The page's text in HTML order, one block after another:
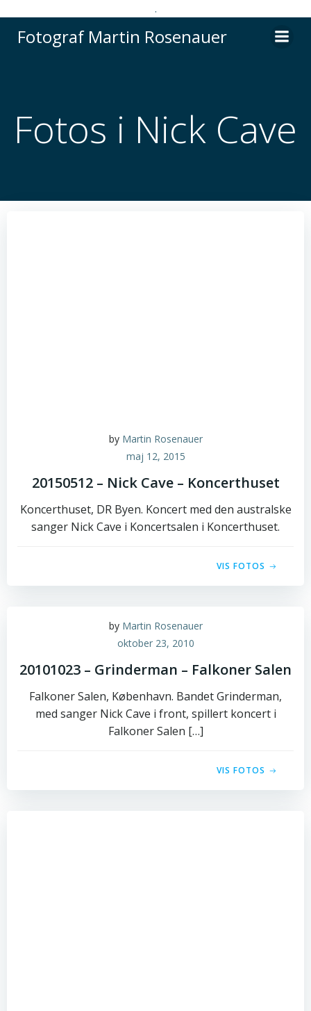
.
til
Fotograf Martin Rosenauer
Fotos i Nick Cave
by Martin Rosenauer
maj 12, 2015
20150512 – Nick Cave – Koncerthuset
Koncerthuset, DR Byen. Koncert med den australske
sanger Nick Cave i Koncertsalen i Koncerthuset.
VIS FOTOS
by Martin Rosenauer
oktober 23, 2010
20101023 – Grinderman – Falkoner Salen
Falkoner Salen, København. Bandet Grinderman,
med sanger Nick Cave i front, spillert koncert i
Falkoner Salen […]
VIS FOTOS